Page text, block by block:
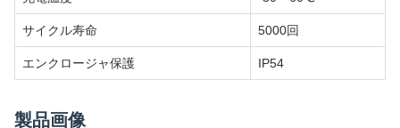
サイクル寿命 5000回
エンクロージャ保護 IP54
製品画像